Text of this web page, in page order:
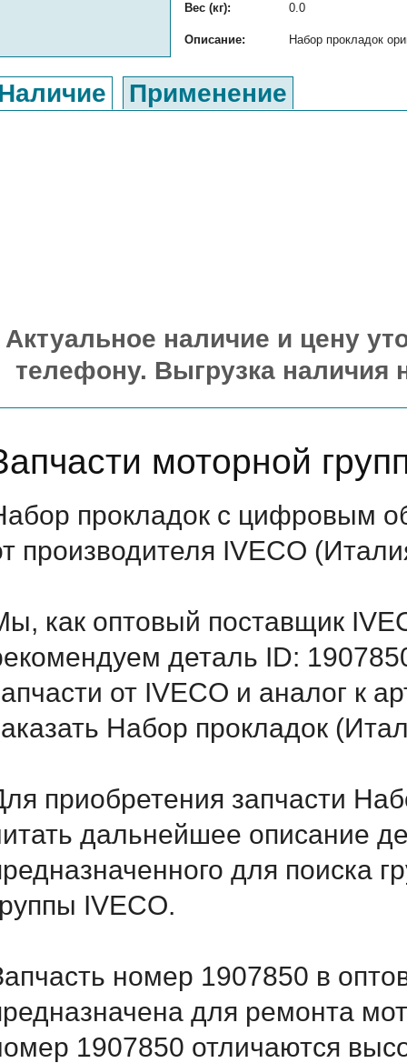
Вес (кг): 0.0
Описание: Набор прокладок
Применение
Актуальное наличие и цену
телефону. Выгрузка наличия
моторной
прокладок с цифровым
производителя IVECO
как оптовый поставщик
деталь ID:
от IVECO и аналог к
Набор прокладок
приобретения запчасти
дальнейшее описание
для поиска
IVECO.
номер 1907850 в
для ремонта
1907850 отличаются